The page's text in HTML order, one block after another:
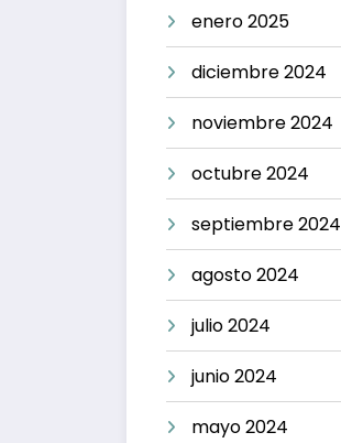
enero 2025
diciembre 2024
noviembre 2024
octubre 2024
septiembre 2024
agosto 2024
julio 2024
junio 2024
mayo 2024